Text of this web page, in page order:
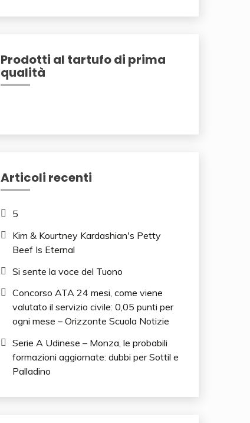
Prodotti al tartufo di prima
qualità
Articoli recenti
5
Kim & Kourtney Kardashian's Petty
Beef Is Eternal
Si sente la voce del Tuono
Concorso ATA 24 mesi, come viene
valutato il servizio civile: 0,05 punti per
ogni mese – Orizzonte Scuola Notizie
Serie A Udinese – Monza, le probabili
formazioni aggiornate: dubbi per Sottil e
Palladino